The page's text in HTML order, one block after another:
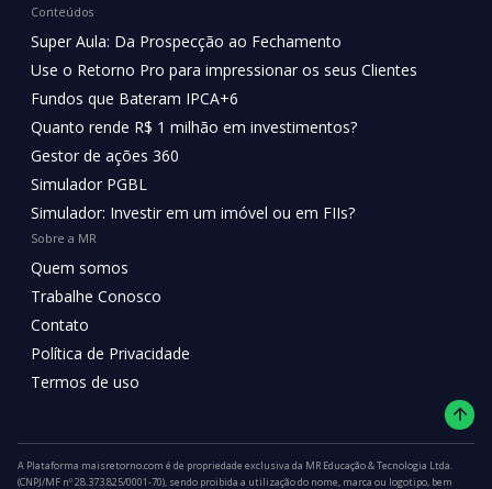
Conteúdos
Super Aula: Da Prospecção ao Fechamento
Use o Retorno Pro para impressionar os seus Clientes
Fundos que Bateram IPCA+6
Quanto rende R$ 1 milhão em investimentos?
Gestor de ações 360
Simulador PGBL
Simulador: Investir em um imóvel ou em FIIs?
Sobre a MR
Quem somos
Trabalhe Conosco
Contato
Política de Privacidade
Termos de uso
A Plataforma maisretorno.com é de propriedade exclusiva da MR Educação & Tecnologia Ltda.
(CNPJ/MF nº 28.373.825/0001-70), sendo proibida a utilização do nome, marca ou logotipo, bem